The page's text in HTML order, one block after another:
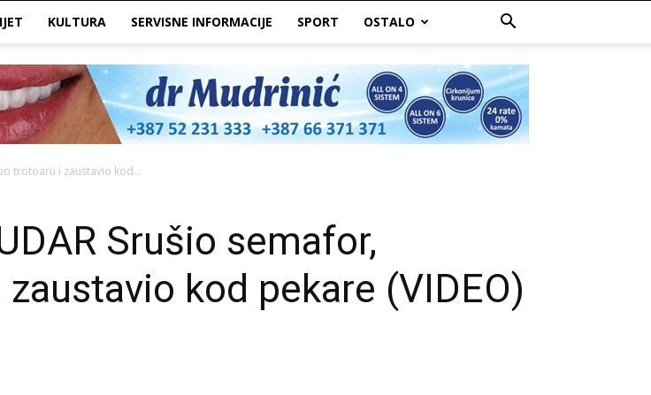
KULTURA SERVISNE INFORMACIJE SPORT OSTALO
trotoaru i zaustavio kod...
Srušio semafor,
kod pekare (VIDEO)